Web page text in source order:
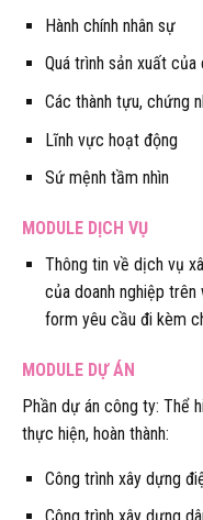
Hành chính nhân sự
Quá trình sản xuất
Các thành tựu, chứng
Lĩnh vực hoạt động
Sứ mệnh tầm nhìn
MODULE DỊCH VỤ
Thông tin về dịch vụ
của doanh nghiệp
form yêu cầu đi kèm
MODULE DỰ ÁN
Phần dự án công ty: Thể
thực hiện, hoàn thành:
Công trình xây dựng